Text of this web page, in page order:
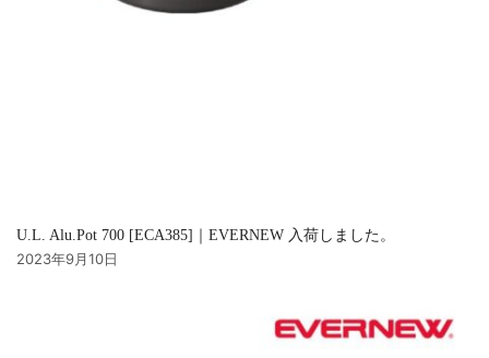
U.L. Alu.Pot 700 [ECA385]｜EVERNEW 入荷しました。
2023年9月10日